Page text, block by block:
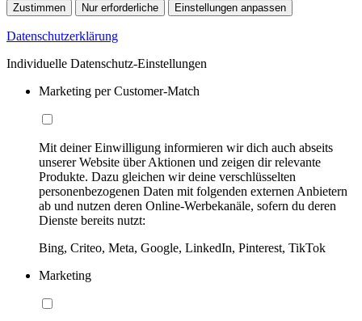
Zustimmen Nur erforderliche Einstellungen anpassen
Datenschutzerklärung
Individuelle Datenschutz-Einstellungen
Marketing per Customer-Match
Mit deiner Einwilligung informieren wir dich auch abseits
unserer Website über Aktionen und zeigen dir relevante
Produkte. Dazu gleichen wir deine verschlüsselten
personenbezogenen Daten mit folgenden externen Anbietern
ab und nutzen deren Online-Werbekanäle, sofern du deren
Dienste bereits nutzt:
Bing, Criteo, Meta, Google, LinkedIn, Pinterest, TikTok
Marketing